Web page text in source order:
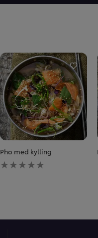
Pho med kylling
Ingen
bedømmelser